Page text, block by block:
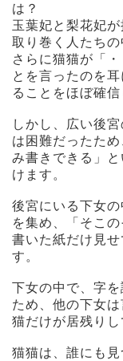
は？
玉葉妃と梨花妃
取り巻く人たちの
さらに猫猫が「
とを言ったのを
ることをほぼ確信
しかし、広い後
は困難だったた
み書きできる」
けます。
後宮にいる下女
を集め、「そこ
書いた紙だけ見
す。
下女の中で、字
ため、他の下女
猫だけが居残りし
猫猫は、誰にも